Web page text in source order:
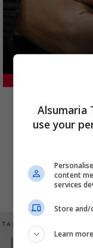
Alsumaria
use your
content
services
Store and/
Learn more